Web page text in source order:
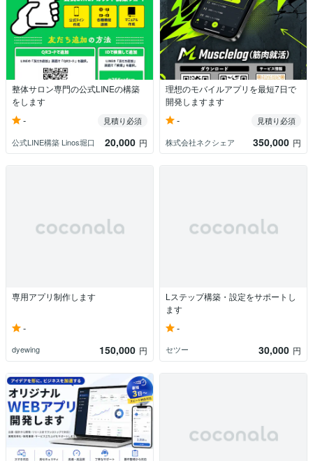
整体サロン専門の公式LINEの構築
をします
-
見積り必須
公式LINE構築 Linos堀口
20,000 円
理想のモバイルアプリを最短7日で
開発しますます
-
見積り必須
株式会社ネクシェア
350,000 円
専用アプリ制作します
-
dyewing 150,000 円
Lステップ構築・設定をサポートし
ます
-
セツー 30,000 円